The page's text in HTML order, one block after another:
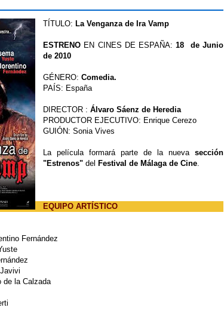
TÍTULO: La Venganza de Ira Vamp
ESTRENO EN CINES DE ESPAÑA:18 de Junio
de 2010
GÉNERO: Comedia.
PAÍS: España
DIRECTOR : Álvaro Sáenz de Heredia
PRODUCTOR EJECUTIVO: Enrique Cerezo
GUIÓN: Sonia Vives
La película formará parte de la nueva sección
"Estrenos" del Festival de Málaga de Cine.
EQUIPO ARTÍSTICO
Fernández
de la Calzada